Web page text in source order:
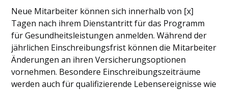
Neue Mitarbeiter können sich innerhalb von [x]
Tagen nach ihrem Dienstantritt für das Programm
für Gesundheitsleistungen anmelden. Während der
jährlichen Einschreibungsfrist können die Mitarbeiter
Änderungen an ihren Versicherungsoptionen
vornehmen. Besondere Einschreibungszeiträume
werden auch für qualifizierende Lebensereignisse wie